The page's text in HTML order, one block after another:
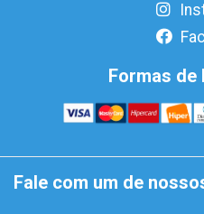
Formas de
Fale com um de